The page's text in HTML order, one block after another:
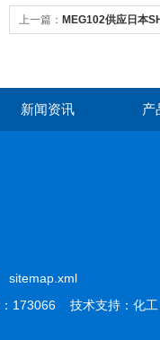
上一篇： MEG102供应日本
新闻资讯 产
sitemap.xml
173066 技术支持： 化工